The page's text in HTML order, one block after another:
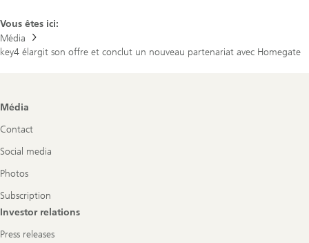
Vous êtes ici:
Média
key4 élargit son offre et conclut un nouveau partenariat avec Homegate
Footer
Média
Contact
Social media
Photos
Subscription
Investor relations
Press releases